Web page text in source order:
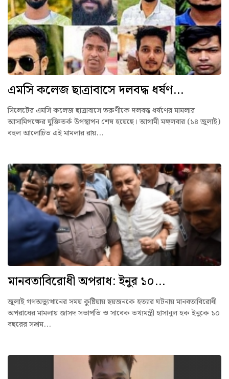
এমসি কলেজ ছাত্রাবাসে দলবদ্ধ ধর্ষণ...
সিলেটের এমসি কলেজ ছাত্রাবাসে তরুণীকে দলবদ্ধ ধর্ষণের মামলার
আসা‌মিপক্ষের যুক্তিতর্ক উপস্থাপন শেষ হয়েছে। আগামী মঙ্গলবার (১৪ জুলাই)
বহুল আলোচিত এই মামলার রায়...
মানবতাবিরোধী অপরাধ: ইনুর ১০...
জুলাই গণঅভ্যুত্থানের সময় কুষ্টিয়ায় ছয়জনকে হত্যার ঘটনায় মানবতাবিরোধী
অপরাধের মামলায় জাসদ সভাপতি ও সাবেক তথ্যমন্ত্রী হাসানুল হক ইনুকে ১০
বছরের সশ্রম...